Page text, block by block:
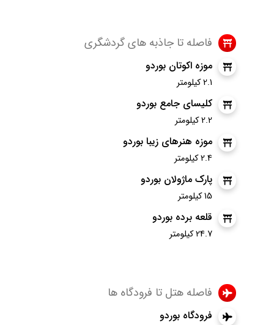
فاصله تا جاذبه های گردشگری
موزه اکوتان بوردو
2.1 کیلومتر
کلیسای جامع بوردو
2.2 کیلومتر
موزه هنرهای زیبا بوردو
2.4 کیلومتر
پارک ماژولان بوردو
15 کیلومتر
قلعه برده بوردو
24.7 کیلومتر
فاصله هتل تا فرودگاه ها
فرودگاه بوردو